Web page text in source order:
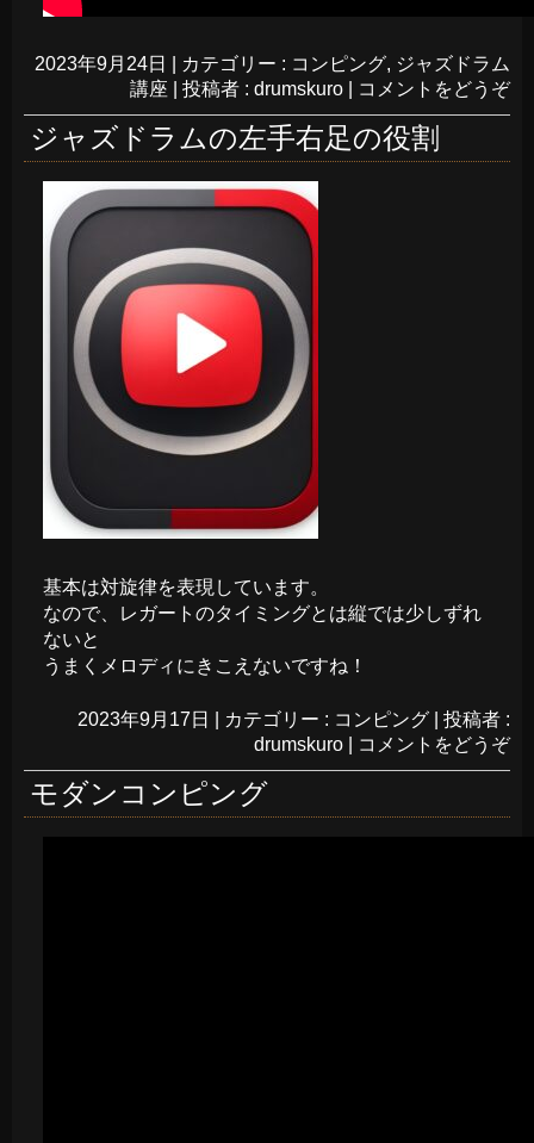
2023年9月24日 カテゴリー : コンピング, ジャズドラム
講座
投稿者 : drumskuro コメントをどうぞ
ジャズドラムの左手右足の役割
基本は対旋律を表現しています。
なので、レガートのタイミングとは縦では少しずれ
ないと
うまくメロディにきこえないですね！
2023年9月17日 カテゴリー : コンピング
投稿者 :
drumskuro
コメントをどうぞ
モダンコンピング